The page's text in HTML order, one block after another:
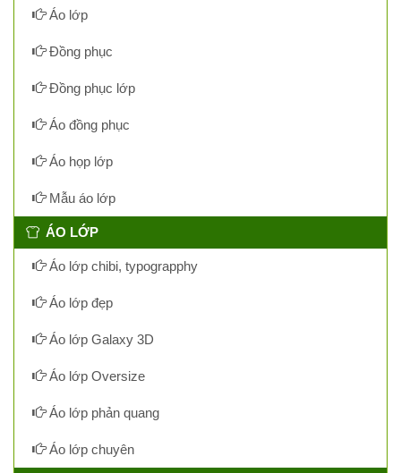
Áo lớp
Đồng phục
Đồng phục lớp
Áo đồng phục
Áo họp lớp
Mẫu áo lớp
ÁO LỚP
Áo lớp chibi, typograpphy
Áo lớp đẹp
Áo lớp Galaxy 3D
Áo lớp Oversize
Áo lớp phản quang
Áo lớp chuyên